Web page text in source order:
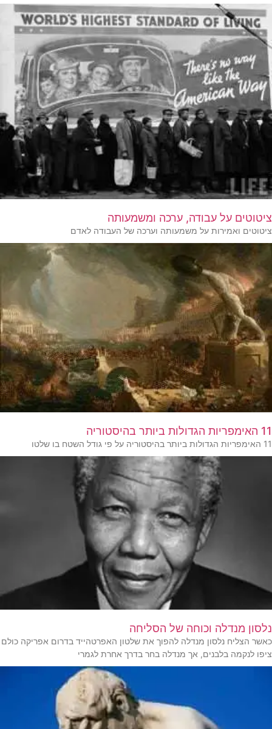
ציטוטים על עבודה, ערכה ומשמעותה
ציטוטים ואמירות על משמעותה וערכה של העבודה לאדם
11 האימפריות הגדולות ביותר בהיסטוריה
11 האימפריות הגדולות ביותר בהיסטוריה על פי גודל השטח בו שלטו
נלסון מנדלה וכוחה של הסליחה
כאשר הצליח נלסון מנדלה להפוך את שלטון האפרטהייד בדרום אפריקה כולם
ציפו לנקמה בלבנים, אך מנדלה בחר בדרך אחרת לגמרי